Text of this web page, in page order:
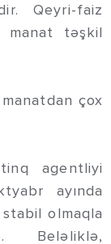
Qeyri-faiz
manat təşkil
çox
agentliyi
ayında
olmaqla
Beləliklə,